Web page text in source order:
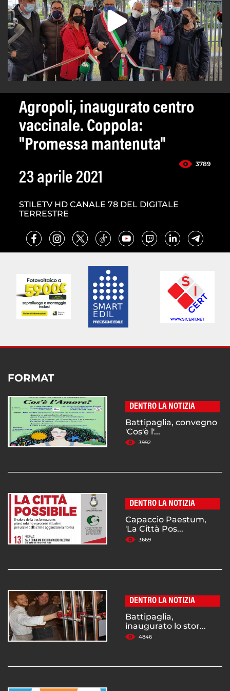
Agropoli, inaugurato centro
vaccinale. Coppola:
"Promessa mantenuta"
3789
23 aprile 2021
STILETV HD CANALE 78 DEL DIGITALE
TERRESTRE
FORMAT
DENTRO LA NOTIZIA
Battipaglia, convegno
'Cos'è l'...
3992
DENTRO LA NOTIZIA
Capaccio Paestum,
'La Città Pos...
3669
DENTRO LA NOTIZIA
Battipaglia,
inaugurato lo stor...
4846